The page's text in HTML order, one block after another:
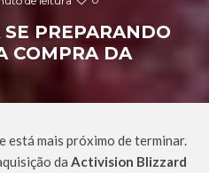
PREPARANDO
COMPRA DA
está mais próximo de terminar.
da Activision Blizzard